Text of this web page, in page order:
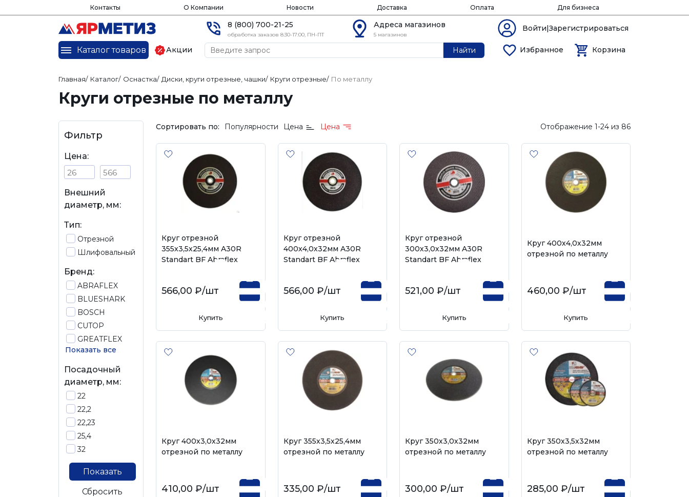
Контакты О Компании Новости Доставка Оплата Для бизнеса
8 (800) 700-21-25
обработка заказов 8:30-17:00, ПН-ПТ
Адреса магазинов
5 магазинов
Войти|Зарегистрироваться
Каталог товаров Акции Найти Избранное Корзина
Главная/ Каталог/ Оснастка/ Диски, круги отрезные, чашки/ Круги отрезные/ По металлу
Круги отрезные по металлу
Фильтр
Цена:
Внешний
диаметр, мм:
Тип:
Отрезной
Шлифовальный
Бренд:
ABRAFLEX
BLUESHARK
BOSCH
CUTOP
GREATFLEX
Показать все
Посадочный
диаметр, мм:
22
22,2
22,23
25,4
32
Показать
Сбросить
Сортировать по: Популярности Цена Цена Отображение 1-24 из 86
Круг отрезной
355х3,5х25,4мм A30R
Standart BF Abraflex
566,00 ₽/шт
Купить
Круг отрезной
400х4,0х32мм A30R
Standart BF Abraflex
566,00 ₽/шт
Купить
Круг отрезной
300х3,0х32мм A30R
Standart BF Abraflex
521,00 ₽/шт
Купить
Круг 400х4,0х32мм
отрезной по металлу
460,00 ₽/шт
Купить
Круг 400х3,0х32мм
отрезной по металлу
410,00 ₽/шт
Круг 355х3,5х25,4мм
отрезной по металлу
335,00 ₽/шт
Круг 350х3,0х32мм
отрезной по металлу
300,00 ₽/шт
Круг 350х3,5х32мм
отрезной по металлу
285,00 ₽/шт